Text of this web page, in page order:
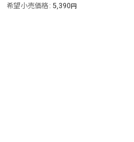
希望小売価格 : 5,390円